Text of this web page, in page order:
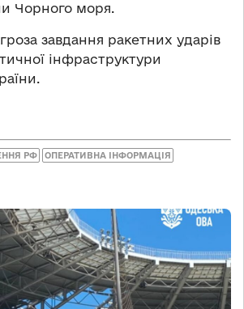
Чорного моря.
завдання ракетних ударів
інфраструктури
РФ ОПЕРАТИВНА ІНФОРМАЦІЯ